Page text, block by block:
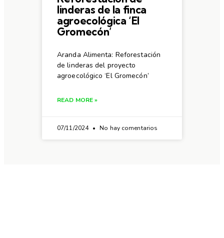
linderas de la finca
agroecológica ‘El
Gromecón’
Aranda Alimenta: Reforestación
de linderas del proyecto
agroecológico ‘El Gromecón’
READ MORE »
07/11/2024 No hay comentarios